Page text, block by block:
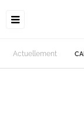
Actuellement